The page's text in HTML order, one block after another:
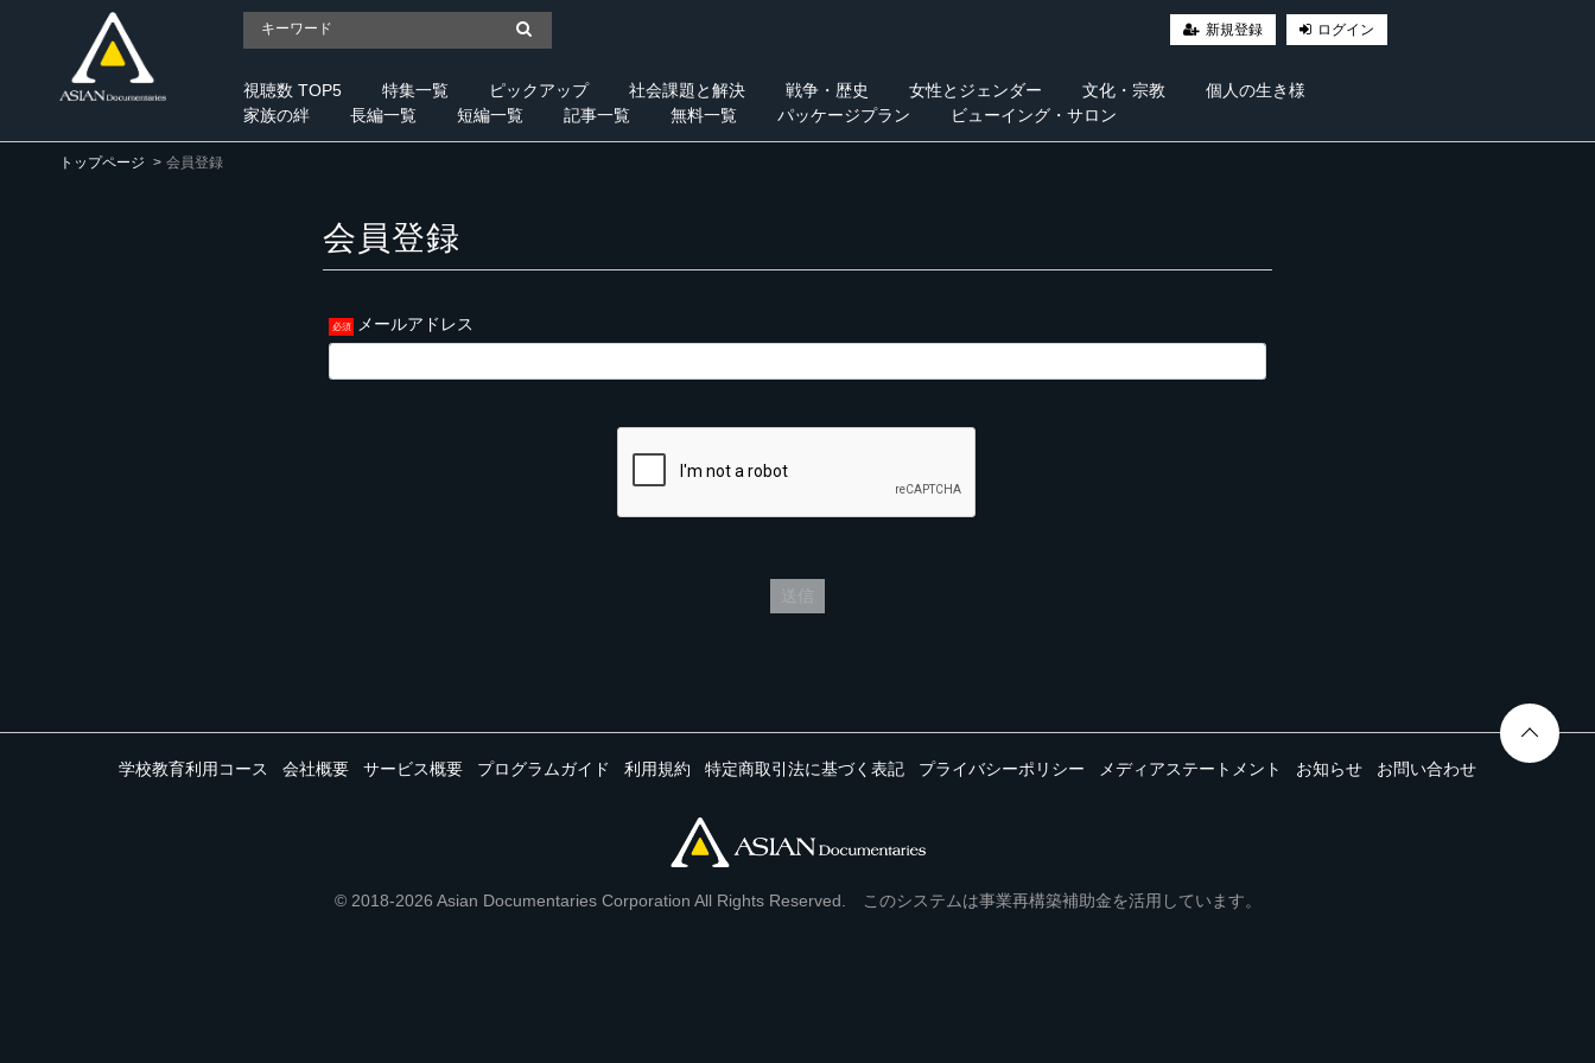
新規登録 ログイン
視聴数 TOP5 特集一覧 ピックアップ 社会課題と解決 戦争・歴史 女性とジェンダー 文化・宗教
個人の生き様
家族の絆
長編一覧 短編一覧 記事一覧 無料一覧 パッケージプラン ビューイング・サロン
トップページ 会員登録
会員登録
メールアドレス
学校教育利用コース 会社概要 サービス概要 プログラムガイド 利用規約 特定商取引法に基づく表記 プライバシーポリシー メディアステートメント お知らせ お問い合わせ
© 2018-2026 Asian Documentaries Corporation All Rights Reserved. このシステムは事業再構築補助金を活用しています。